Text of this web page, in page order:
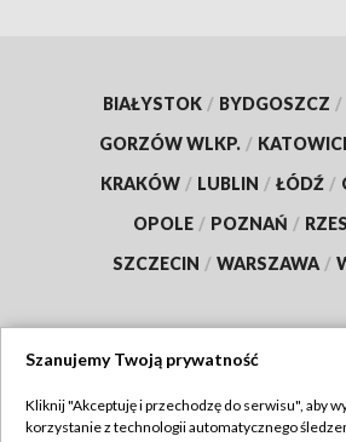
BIAŁYSTOK / BYDGOSZCZ /
GORZÓW WLKP. /
KRAKÓW / LUBLIN / ŁÓDŹ /
OPOLE / POZNAŃ /
SZCZECIN / WARSZAWA /
TVP
Szanujemy Twoją prywatność
Kliknij "Akceptuję i przechodzę do serwisu", aby
korzystanie z technologii automatycznego